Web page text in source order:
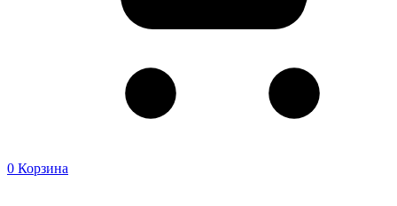
0 Корзина